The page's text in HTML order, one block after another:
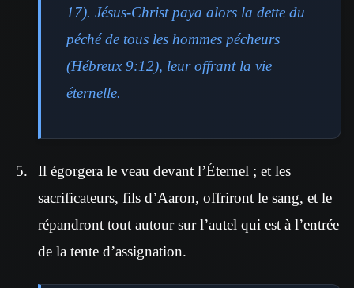
17). Jésus-Christ paya alors la dette du
péché de tous les hommes pécheurs
(Hébreux 9:12), leur offrant la vie
éternelle.
Il égorgera le veau devant l’Éternel ; et les
sacrificateurs, fils d’Aaron, offriront le sang, et le
répandront tout autour sur l’autel qui est à l’entrée
de la tente d’assignation.